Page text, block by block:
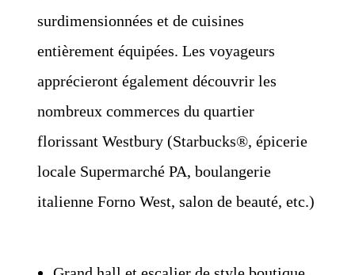
surdimensionnées et de cuisines
entièrement équipées. Les voyageurs
apprécieront également découvrir les
nombreux commerces du quartier
florissant Westbury (Starbucks®, épicerie
locale Supermarché PA, boulangerie
italienne Forno West, salon de beauté, etc.)